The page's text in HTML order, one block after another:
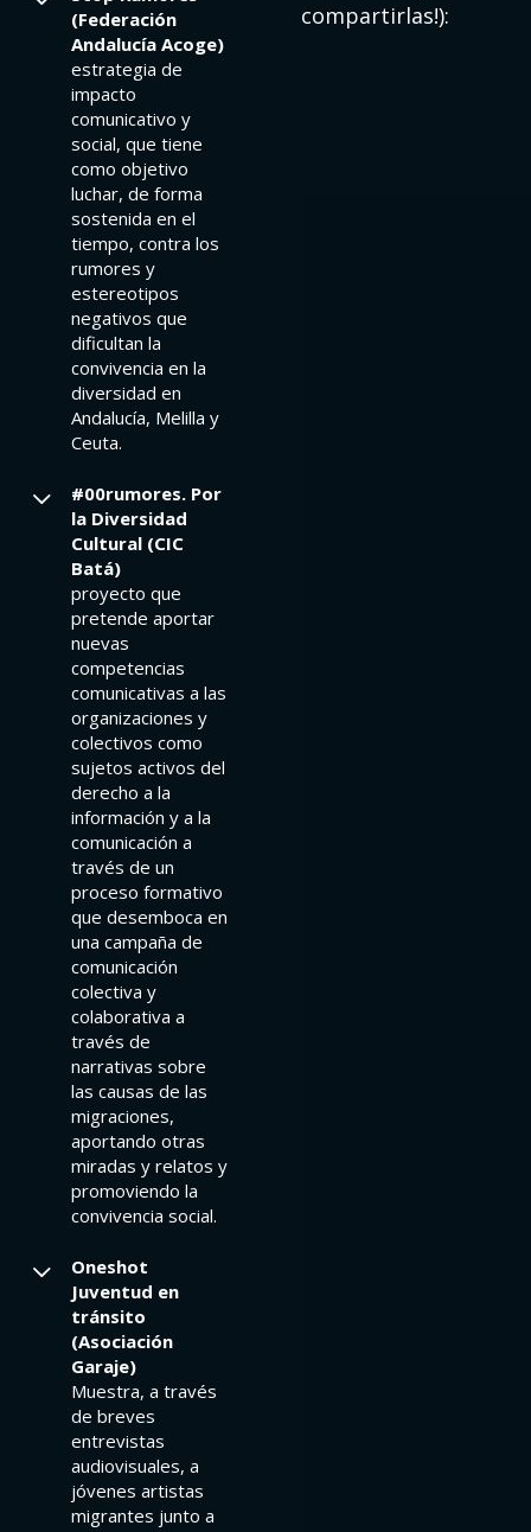
compartirlas!):
(Federación
Andalucía Acoge)
estrategia de
impacto
comunicativo y
social, que tiene
como objetivo
luchar, de forma
sostenida en el
tiempo, contra los
rumores y
estereotipos
negativos que
dificultan la
convivencia en la
diversidad en
Andalucía, Melilla y
Ceuta.
#00rumores. Por
la Diversidad
Cultural (CIC
Batá)
proyecto que
pretende aportar
nuevas
competencias
comunicativas a las
organizaciones y
colectivos como
sujetos activos del
derecho a la
información y a la
comunicación a
través de un
proceso formativo
que desemboca en
una campaña de
comunicación
colectiva y
colaborativa a
través de
narrativas sobre
las causas de las
migraciones,
aportando otras
miradas y relatos y
promoviendo la
convivencia social.
Oneshot
Juventud en
tránsito
(Asociación
Garaje)
Muestra, a través
de breves
entrevistas
audiovisuales, a
jóvenes artistas
migrantes junto a